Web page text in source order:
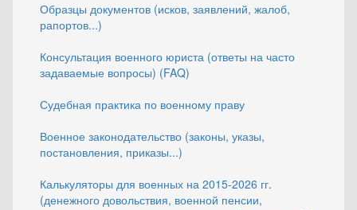
Образцы документов (исков, заявлений, жалоб,
рапортов...)
Консультация военного юриста (ответы на часто
задаваемые вопросы) (FAQ)
Судебная практика по военному праву
Военное законодательство (законы, указы,
постановления, приказы...)
Калькуляторы для военных на 2015-2026 гг.
(денежного довольствия, военной пенсии,